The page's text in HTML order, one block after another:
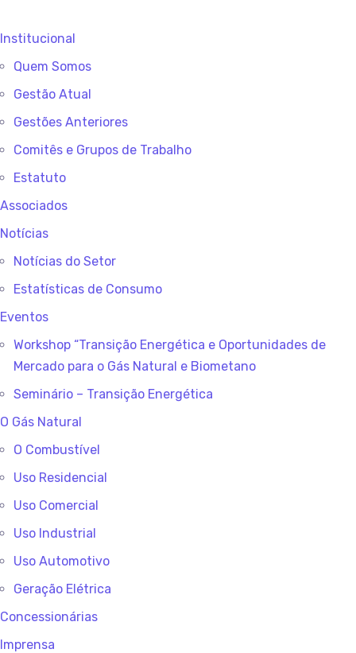
Institucional
Quem Somos
Gestão Atual
Gestões Anteriores
Comitês e Grupos de Trabalho
Estatuto
Associados
Notícias
Notícias do Setor
Estatísticas de Consumo
Eventos
Workshop “Transição Energética e Oportunidades de
Mercado para o Gás Natural e Biometano
Seminário – Transição Energética
O Gás Natural
O Combustível
Uso Residencial
Uso Comercial
Uso Industrial
Uso Automotivo
Geração Elétrica
Concessionárias
Imprensa